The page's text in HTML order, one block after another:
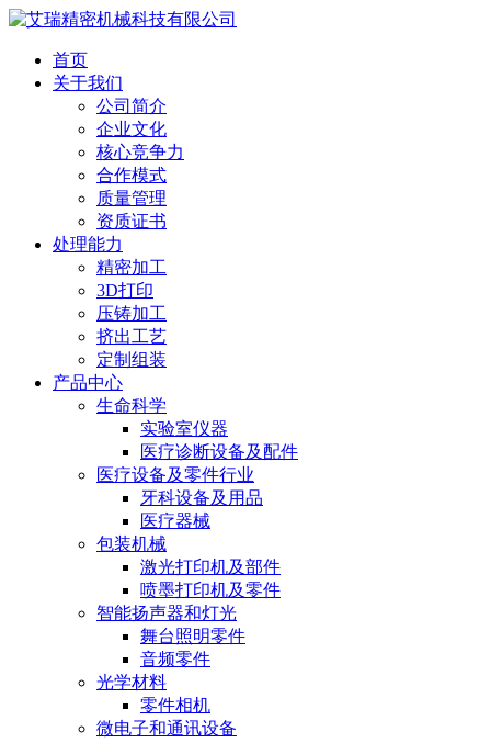
首页
关于我们
公司简介
企业文化
核心竞争力
合作模式
质量管理
资质证书
处理能力
精密加工
3D打印
压铸加工
挤出工艺
定制组装
产品中心
生命科学
实验室仪器
医疗诊断设备及配件
医疗设备及零件行业
牙科设备及用品
医疗器械
包装机械
激光打印机及部件
喷墨打印机及零件
智能扬声器和灯光
舞台照明零件
音频零件
光学材料
零件相机
微电子和通讯设备